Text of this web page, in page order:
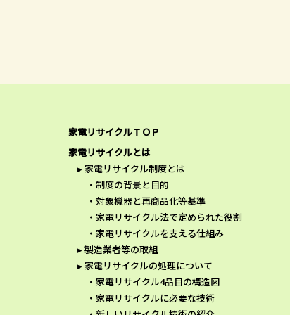
家電リサイクルＴＯＰ
家電リサイクルとは
家電リサイクル制度とは
制度の背景と目的
対象機器と再商品化等基準
家電リサイクル法で定められた役割
家電リサイクルを支える仕組み
製造業者等の取組
家電リサイクルの処理について
家電リサイクル4品目の構造図
家電リサイクルに必要な技術